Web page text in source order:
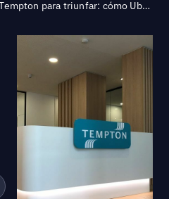
El talento de Tempton para triunfar: cómo Uberall se convirtió en su héroe de marca Nap-solute